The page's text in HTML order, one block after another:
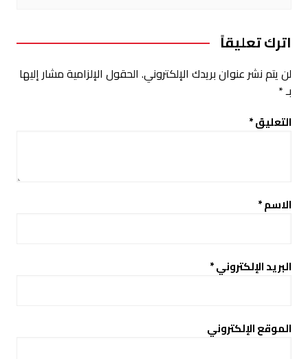
اترك تعليقاً
لن يتم نشر عنوان بريدك الإلكتروني. الحقول الإلزامية مشار إليها
بـ*
التعليق*
الاسم*
البريد الإلكتروني*
الموقع الإلكتروني